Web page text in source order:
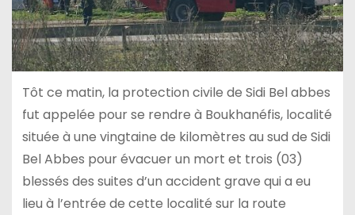
Tôt ce matin, la protection civile de Sidi Bel abbes
fut appelée pour se rendre à Boukhanéfis, localité
située à une vingtaine de kilomètres au sud de Sidi
Bel Abbes pour évacuer un mort et trois (03)
blessés des suites d’un accident grave qui a eu
lieu à l’entrée de cette localité sur la route